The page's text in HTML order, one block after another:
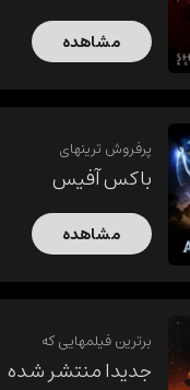
مشاهده
پرفروش ترینهای
باکس آفیس
مشاهده
برترین فیلمهایی که
جدیدا منتشر شده